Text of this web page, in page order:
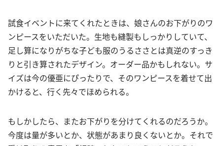
試食イベントに来てくれたときは、娘さんのお下がりのワ
ンピースをいただいた。生地も縫製もしっかりしていて、
足し算になりがちな子ども服のうるささとは真逆のすっき
りと引き算されたデザイン。オーダー品かもしれない。サ
イズは今の優亜にぴったりで、そのワンピースを着せて出
かけると、行く先々でほめられる。
もしかしたら、またお下がりを分けてくれるのだろうか。
今度は量が多いとか、状態があまり良くないとか。それで